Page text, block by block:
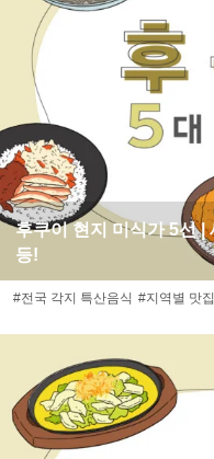
후쿠이 현지 미식가 5선 |
등!
#전국 각지 특산음식 #지역별 맛집